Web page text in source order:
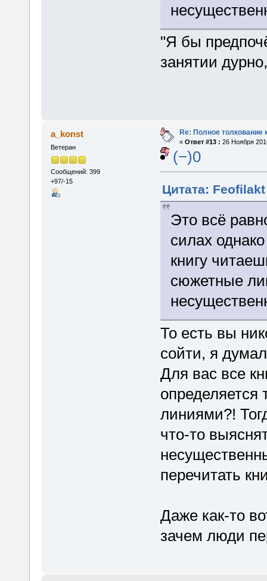
"Я бы
занятии
a_konst
Ветеран
Сообщений: 399
+97/-15
Re: Полное толкование
« Ответ #13 : 26 Ноября
(−)0
Цитата:
Это всё
силах
книгу
сюжетные
То есть вы
сойти, я
Для вас все
линиями?!
что-то
перечитать
Даже как-то
зачем люди